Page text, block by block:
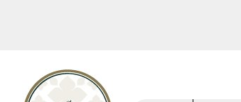
ร้านพวงหรีด เติม